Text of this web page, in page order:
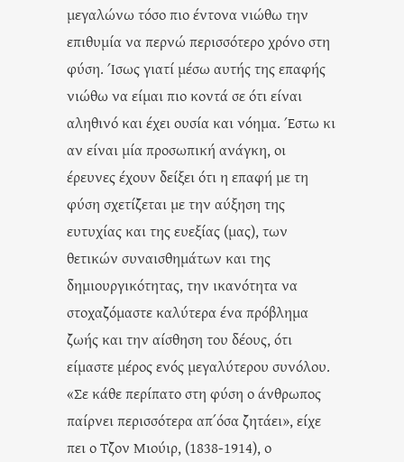
μεγαλώνω τόσο πιο έντονα νιώθω την
επιθυμία να περνώ περισσότερο χρόνο στη
φύση. Ίσως γιατί μέσω αυτής της επαφής
νιώθω να είμαι πιο κοντά σε ότι είναι
αληθινό και έχει ουσία και νόημα. Έστω κι
αν είναι μία προσωπική ανάγκη, οι
έρευνες έχουν δείξει ότι η επαφή με τη
φύση σχετίζεται με την αύξηση της
ευτυχίας και της ευεξίας (μας), των
θετικών συναισθημάτων και της
δημιουργικότητας, την ικανότητα να
στοχαζόμαστε καλύτερα ένα πρόβλημα
ζωής και την αίσθηση του δέους, ότι
είμαστε μέρος ενός μεγαλύτερου συνόλου.
«Σε κάθε περίπατο στη φύση ο άνθρωπος
παίρνει περισσότερα απ΄όσα ζητάει», είχε
πει ο Τζον Μιούιρ, (1838-1914), ο